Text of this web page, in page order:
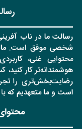
رسالت ما در ناب
شخصی موفق است. ما
محتوایی غنی،
هوشمندانه‌تر کار
رضایت‌بخش‌تری را
است و ما متعهدیم که